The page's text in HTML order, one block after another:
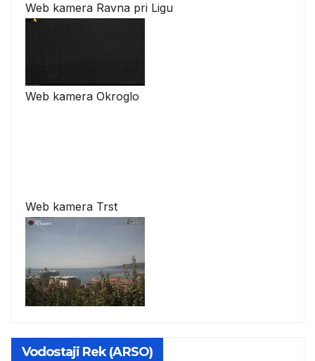
Web kamera Ravna pri Ligu
Web kamera Okroglo
Web kamera Trst
Vodostaji Rek (ARSO)